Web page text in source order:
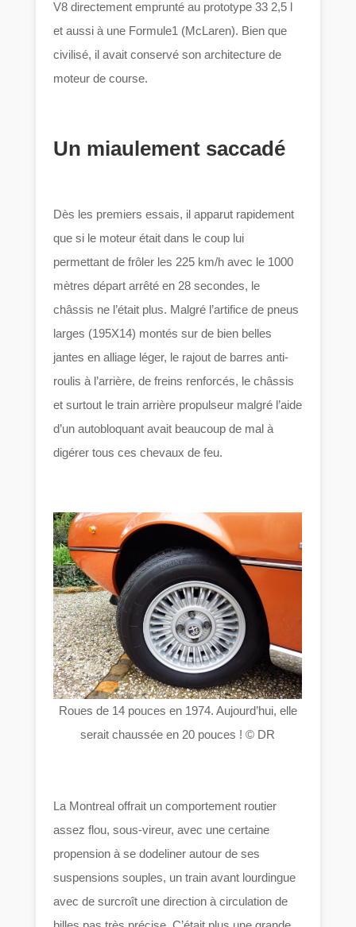
V8 directement emprunté au prototype 33 2,5 l
et aussi à une Formule1 (McLaren). Bien que
civilisé, il avait conservé son architecture de
moteur de course.
Un miaulement saccadé
Dès les premiers essais, il apparut rapidement
que si le moteur était dans le coup lui
permettant de frôler les 225 km/h avec le 1000
mètres départ arrêté en 28 secondes, le
châssis ne l’était plus. Malgré l’artifice de pneus
larges (195X14) montés sur de bien belles
jantes en alliage léger, le rajout de barres anti-
roulis à l’arrière, de freins renforcés, le châssis
et surtout le train arrière propulseur malgré l’aide
d’un autobloquant avait beaucoup de mal à
digérer tous ces chevaux de feu.
Roues de 14 pouces en 1974. Aujourd’hui, elle
serait chaussée en 20 pouces ! © DR
La Montreal offrait un comportement routier
assez flou, sous-vireur, avec une certaine
propension à se dodeliner autour de ses
suspensions souples, un train avant lourdingue
avec de surcroît une direction à circulation de